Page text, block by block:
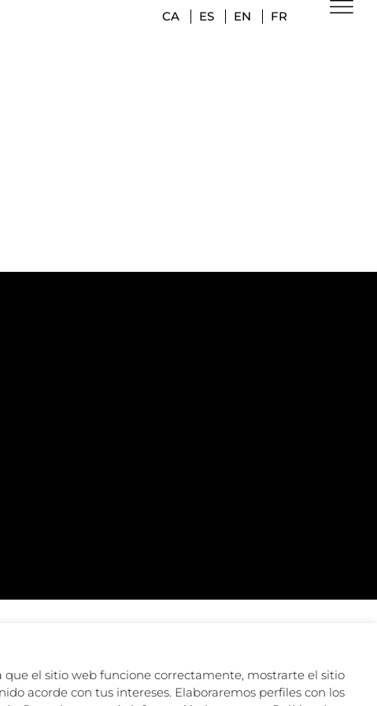
CA ES EN FR
que el sitio web funcione correctamente, mostrarte el sitio
acorde con tus intereses. Elaboraremos perfiles con los